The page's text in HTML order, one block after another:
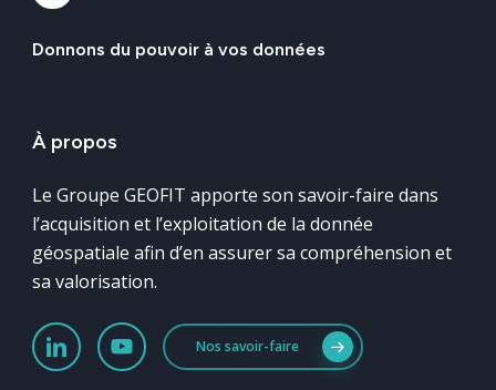
Donnons du pouvoir à vos données
À propos
Le Groupe GEOFIT apporte son savoir-faire dans
l’acquisition et l’exploitation de la donnée
géospatiale afin d’en assurer sa compréhension et
sa valorisation.
Nos savoir-faire